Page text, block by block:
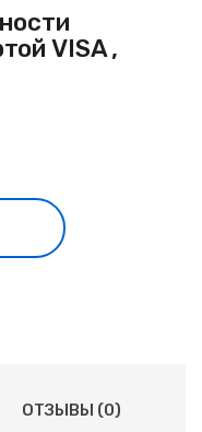
VISA ,
ОТЗЫВЫ (0)